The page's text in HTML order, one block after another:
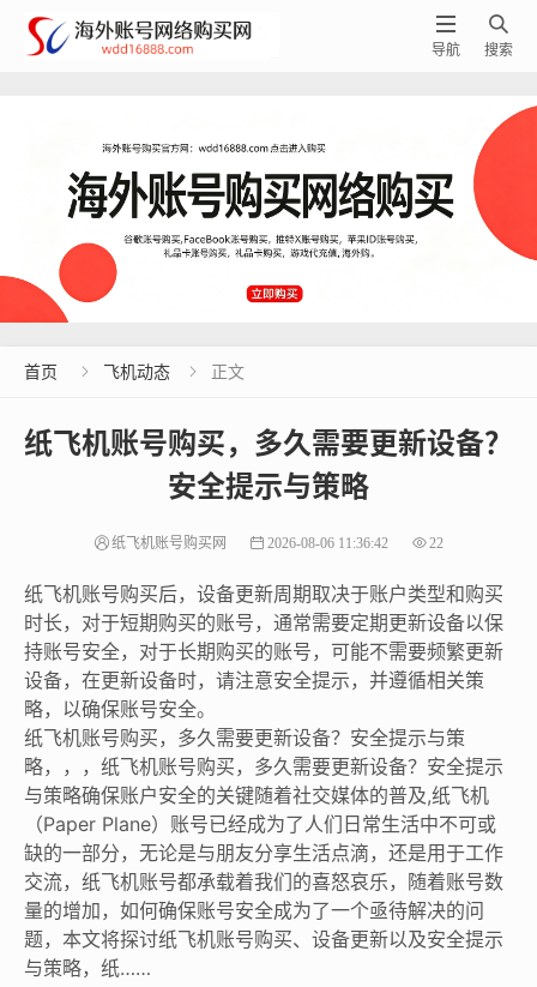

搜索

导航
首页  飞机动态  正文
纸飞机账号购买，多久需要更新设备？
安全提示与策略
纸飞机账号购买网 2026-08-06 11:36:42 22
纸飞机账号购买后，设备更新周期取决于账户类型和购买
时长，对于短期购买的账号，通常需要定期更新设备以保
持账号安全，对于长期购买的账号，可能不需要频繁更新
设备，在更新设备时，请注意安全提示，并遵循相关策
略，以确保账号安全。
纸飞机账号购买，多久需要更新设备？安全提示与策
略，，，纸飞机账号购买，多久需要更新设备？安全提示
与策略确保账户安全的关键随着社交媒体的普及,纸飞机
（Paper Plane）账号已经成为了人们日常生活中不可或
缺的一部分，无论是与朋友分享生活点滴，还是用于工作
交流，纸飞机账号都承载着我们的喜怒哀乐，随着账号数
量的增加，如何确保账号安全成为了一个亟待解决的问
题，本文将探讨纸飞机账号购买、设备更新以及安全提示
与策略，纸……